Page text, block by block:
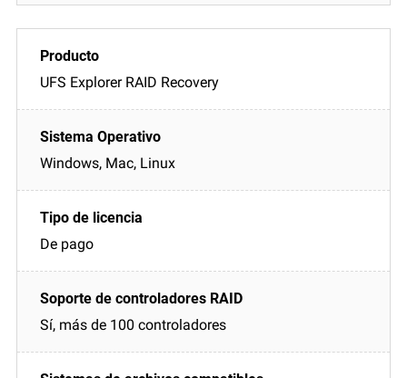
UFS Explorer RAID Recovery
Windows, Mac, Linux
De pago
Sí, más de 100 controladores